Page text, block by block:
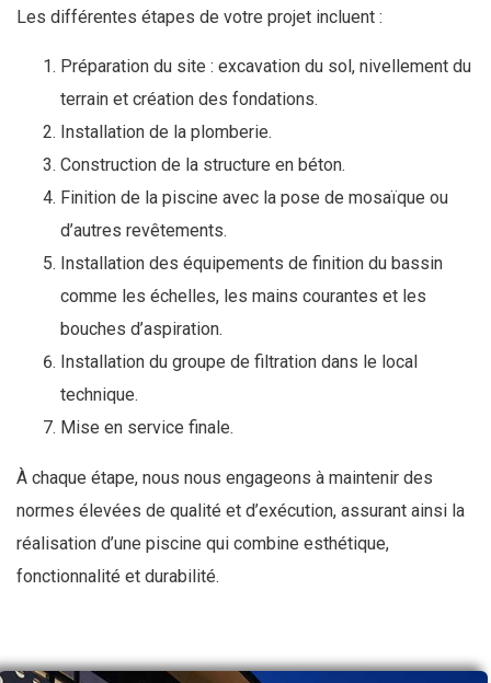
Les différentes étapes de votre projet incluent :
Préparation du site : excavation du sol, nivellement du
terrain et création des fondations.
Installation de la plomberie.
Construction de la structure en béton.
Finition de la piscine avec la pose de mosaïque ou
d’autres revêtements.
Installation des équipements de finition du bassin
comme les échelles, les mains courantes et les
bouches d’aspiration.
Installation du groupe de filtration dans le local
technique.
Mise en service finale.
À chaque étape, nous nous engageons à maintenir des
normes élevées de qualité et d’exécution, assurant ainsi la
réalisation d’une piscine qui combine esthétique,
fonctionnalité et durabilité.